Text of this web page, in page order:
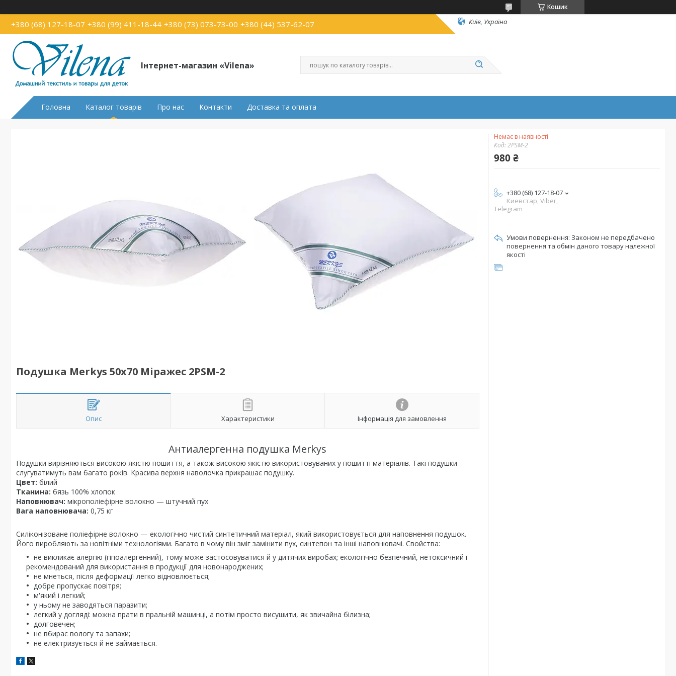
Кошик
+380 (68) 127-18-07 +380 (99) 411-18-44 +380 (73) 073-73-00 +380 (44) 537-62-07 Київ, Україна
Інтернет-магазин «Vilena»
Головна Каталог товарів Про нас Контакти Доставка та оплата
Подушка Merkys 50x70 Міражес 2PSM-2
Опис Характеристики Інформація для замовлення
Антиалергенна подушка Merkys
Подушки вирізняються високою якістю пошиття, а також високою якістю використовуваних у пошитті матеріалів. Такі подушки
слугуватимуть вам багато років. Красива верхня наволочка прикрашає подушку.
Цвет: білий
Тканина: бязь 100% хлопок
Наповнювач: мікрополіефірне волокно — штучний пух
Вага наповнювача: 0,75 кг
Силіконізоване поліефірне волокно — екологічно чистий синтетичний матеріал, який використовується для наповнення подушок.
Його виробляють за новітніми технологіями. Багато в чому він зміг замінити пух, синтепон та інші наповнювачі. Свойства:
не викликає алергію (гіпоалергенний), тому може застосовуватися й у дитячих виробах; екологічно безпечний, нетоксичний і
рекомендований для використання в продукції для новонароджених;
не мнеться, після деформації легко відновлюється;
добре пропускає повітря;
м'який і легкий;
у ньому не заводяться паразити;
легкий у догляді: можна прати в пральній машинці, а потім просто висушити, як звичайна білизна;
долговечен;
не вбирає вологу та запахи;
не електризується й не займається.
Немає в наявності
Код:2PSM-2
980 ₴
+380 (68) 127-18-07
Киевстар, Viber,
Telegram
Законом не передбачено
повернення та обмін даного товару належної
якості